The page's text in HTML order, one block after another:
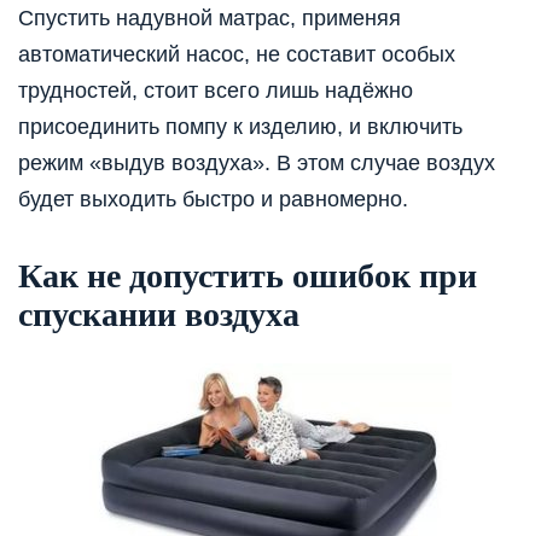
Спустить надувной матрас, применяя
автоматический насос, не составит особых
трудностей, стоит всего лишь надёжно
присоединить помпу к изделию, и включить
режим «выдув воздуха». В этом случае воздух
будет выходить быстро и равномерно.
Как не допустить ошибок при
спускании воздуха